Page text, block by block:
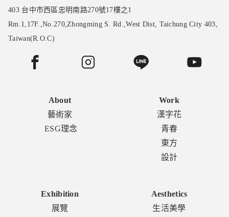
403 台中市西區忠明南路270號17樓之1
Rm.1,17F.,No.270,Zhongming S. Rd.,West Dist, Taichung City 403,
Taiwan(R.O.C)
About
藝術家
ESG理念
Work
漢字花
青春
東方
設計
Exhibition
展覽
Aesthetics
生活美學